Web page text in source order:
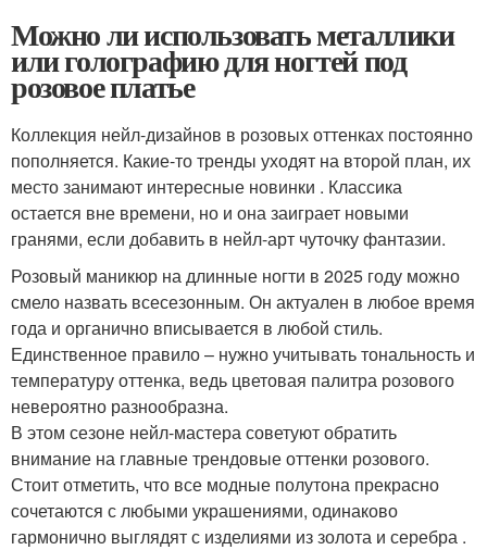
Можно ли использовать металлики
или голографию для ногтей под
розовое платье
Коллекция нейл-дизайнов в розовых оттенках постоянно
пополняется. Какие-то тренды уходят на второй план, их
место занимают интересные новинки . Классика
остается вне времени, но и она заиграет новыми
гранями, если добавить в нейл-арт чуточку фантазии.
Розовый маникюр на длинные ногти в 2025 году можно
смело назвать всесезонным. Он актуален в любое время
года и органично вписывается в любой стиль.
Единственное правило – нужно учитывать тональность и
температуру оттенка, ведь цветовая палитра розового
невероятно разнообразна.
В этом сезоне нейл-мастера советуют обратить
внимание на главные трендовые оттенки розового.
Стоит отметить, что все модные полутона прекрасно
сочетаются с любыми украшениями, одинаково
гармонично выглядят с изделиями из золота и серебра .